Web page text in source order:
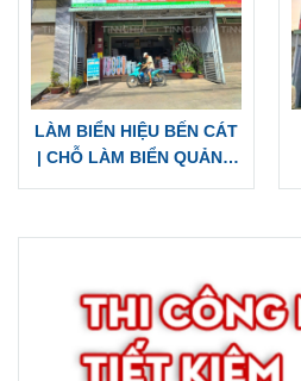
LÀM BIỂN HIỆU BẾN CÁT
| CHỖ LÀM BIỂN QUẢNG